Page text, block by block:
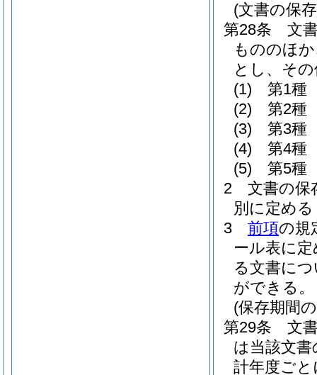
(文書の保
第28条
文
もののほ
とし、そ
(1)
第1種
(2)
第2種
(3)
第3
(4)
第4
(5)
第5
2
文書の保
別に定め
3
前項の規
ール表に
る文書に
ができる。
(保存期間
第29条
文
は当該文
計年度ご